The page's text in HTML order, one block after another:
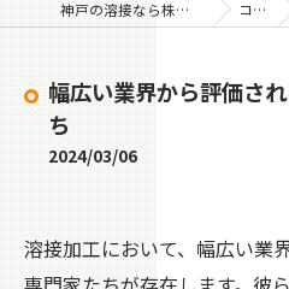
神戸の溶接なら株式会社ZET工業 コラム
幅広い業界から評価さ
ち
2024/03/06
溶接加工において、幅広い業